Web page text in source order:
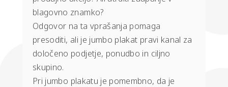
blagovno znamko?
Odgovor na ta vprašanja pomaga
presoditi, ali je jumbo plakat pravi kanal za
določeno podjetje, ponudbo in ciljno
skupino.
Pri jumbo plakatu je pomembno, da je